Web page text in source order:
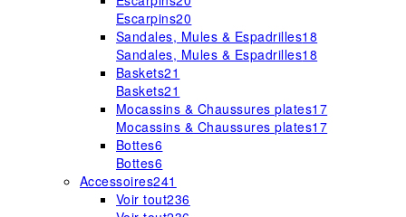
Escarpins20
Sandales, Mules & Espadrilles18
Sandales, Mules & Espadrilles18
Baskets21
Baskets21
Mocassins & Chaussures plates17
Mocassins & Chaussures plates17
Bottes6
Bottes6
Accessoires241
Voir tout236